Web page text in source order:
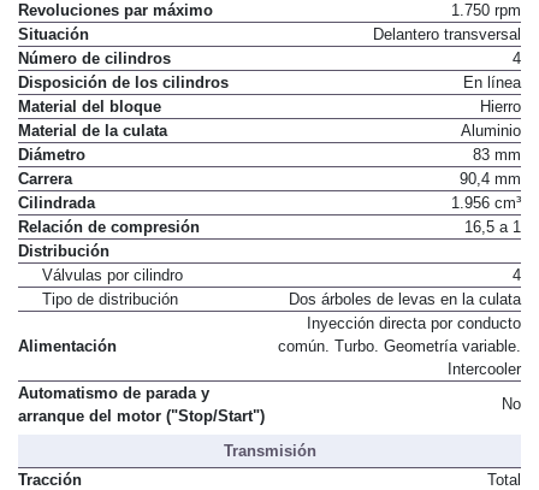
Revoluciones par máximo
1.750 rpm
Situación
Delantero transversal
Número de cilindros
4
Disposición de los cilindros
En línea
Material del bloque
Hierro
Material de la culata
Aluminio
Diámetro
83 mm
Carrera
90,4 mm
Cilindrada
1.956 cm³
Relación de compresión
16,5 a 1
Distribución
Válvulas por cilindro
4
Tipo de distribución
Dos árboles de levas en la culata
Alimentación
Inyección directa por conducto
común. Turbo. Geometría variable.
Intercooler
Automatismo de parada y
arranque del motor ("Stop/Start")
No
Transmisión
Tracción
Total